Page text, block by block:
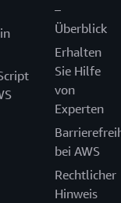
–
Überblick
Erhalten
Sie Hilfe
von
Experten
bei AWS
Rechtlicher
Hinweis